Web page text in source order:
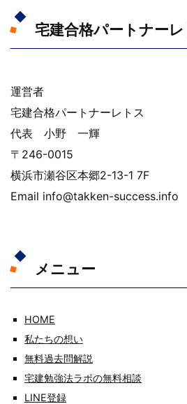
宅建合格パートナーレ
運営者
宅建合格パートナーレトス
代表 小野 一輝
〒246-0015
横浜市瀬谷区本郷2-13-1 7F
Email info@takken-success.info
メニュー
HOME
私たちの想い
無料過去問解説
宅建勉強法ラボの無料相談
LINE登録